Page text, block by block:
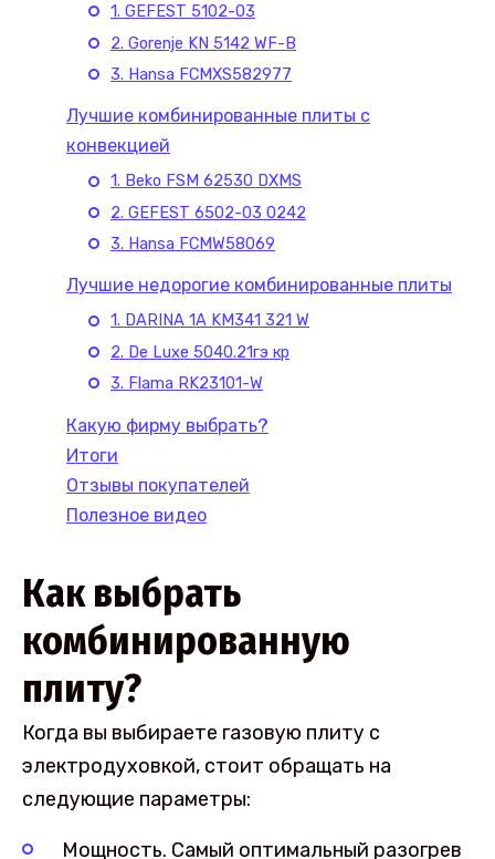
1. GEFEST 5102-03
2. Gorenje KN 5142 WF-B
3. Hansa FCMXS582977
Лучшие комбинированные плиты с
конвекцией
1. Beko FSM 62530 DXMS
2. GEFEST 6502-03 0242
3. Hansa FCMW58069
Лучшие недорогие комбинированные плиты
1. DARINA 1A KM341 321 W
2. De Luxe 5040.21гэ кр
3. Flama RK23101-W
Какую фирму выбрать?
Итоги
Отзывы покупателей
Полезное видео
Как выбрать
комбинированную
плиту?
Когда вы выбираете газовую плиту с
электродуховкой, стоит обращать на
следующие параметры:
Мощность. Самый оптимальный разогрев